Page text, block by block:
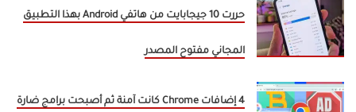
حررت 10 جيجابايت من هاتفي Android بهذا التطبيق
المجاني مفتوح المصدر
4 إضافات Chrome كانت آمنة ثم أصبحت برامج ضارة